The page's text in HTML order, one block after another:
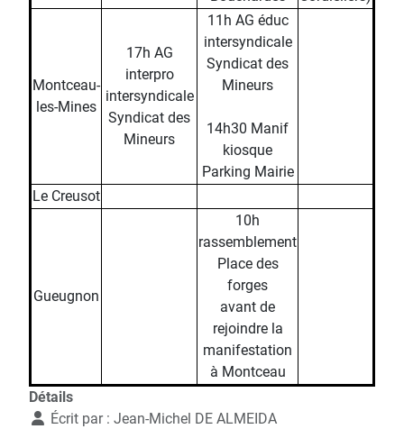
Montceau-
les-Mines
17h AG
interpro
intersyndicale
Syndicat des
Mineurs
11h AG éduc
intersyndicale
Syndicat des
Mineurs
14h30 Manif
kiosque
Parking Mairie
Le Creusot
Gueugnon
10h
rassemblement
Place des
forges
avant de
rejoindre la
manifestation
à Montceau
Détails
Écrit par : Jean-Michel DE ALMEIDA